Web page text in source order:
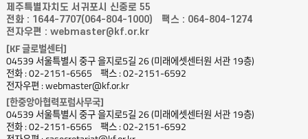
제주특별자치도 서귀포시 신중로 55
전화 : 1644-7707(064-804-1000)
팩스 : 064-804-1274
전자우편 : webmaster@kf.or.kr
[KF 글로벌센터]
04539 서울특별시 중구 을지로5길 26 (미래에셋센터원 서관 19층)
전화 : 02-2151-6565
팩스 : 02-2151-6592
전자우편 : webmaster@kf.or.kr
[한중앙아협력포럼사무국]
04539 서울특별시 중구 을지로5길 26 (미래에셋센터원 서관 19층)
전화 : 02-2151-6565
팩스 : 02-2151-6592